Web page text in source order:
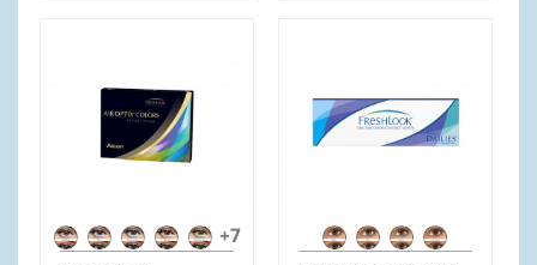
AO AO AO AO AO+7
FL
FL
FL
FL